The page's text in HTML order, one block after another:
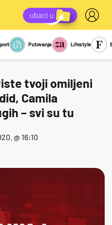
Kviz
Report
Putovanja Lifestyle
tvoji omiljeni
Camila
– svi su tu
@ 16:10